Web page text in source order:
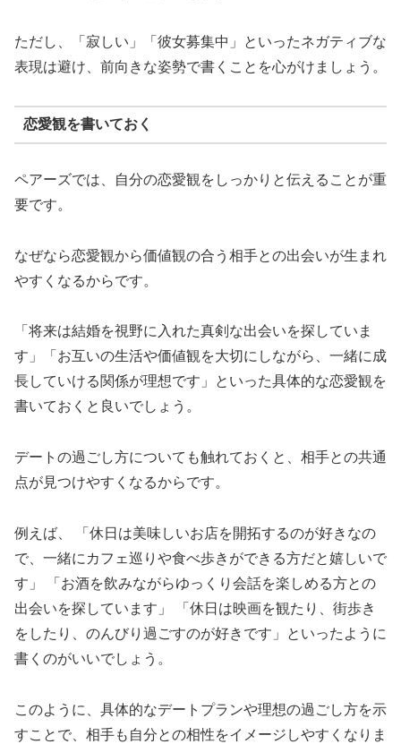
ただし、「寂しい」「彼女募集中」といったネガティブな
表現は避け、前向きな姿勢で書くことを心がけましょう。
恋愛観を書いておく
ペアーズでは、自分の恋愛観をしっかりと伝えることが重
要です。
なぜなら恋愛観から価値観の合う相手との出会いが生まれ
やすくなるからです。
「将来は結婚を視野に入れた真剣な出会いを探していま
す」「お互いの生活や価値観を大切にしながら、一緒に成
長していける関係が理想です」といった具体的な恋愛観を
書いておくと良いでしょう。
デートの過ごし方についても触れておくと、相手との共通
点が見つけやすくなるからです。
例えば、 「休日は美味しいお店を開拓するのが好きなの
で、一緒にカフェ巡りや食べ歩きができる方だと嬉しいで
す」 「お酒を飲みながらゆっくり会話を楽しめる方との
出会いを探しています」 「休日は映画を観たり、街歩き
をしたり、のんびり過ごすのが好きです」といったように
書くのがいいでしょう。
このように、具体的なデートプランや理想の過ごし方を示
すことで、相手も自分との相性をイメージしやすくなりま